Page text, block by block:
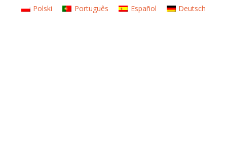
Polski
Português Español Deutsch